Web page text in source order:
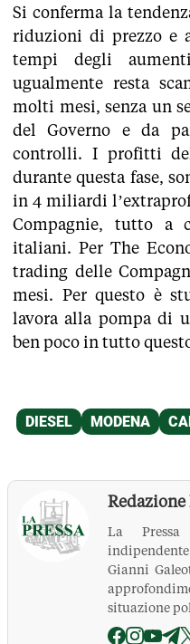
Si conferma la
riduzioni di prezzo e
tempi degli
ugualmente resta
molti mesi, senza un
del Governo e da
controlli. I profitti
durante questa fase,
in 4 miliardi
Compagnie, tutto a
italiani. Per The
trading delle
mesi. Per questo è
lavora alla pompa di
ben poco in tutto
Redazione
La
Gianni
situazione